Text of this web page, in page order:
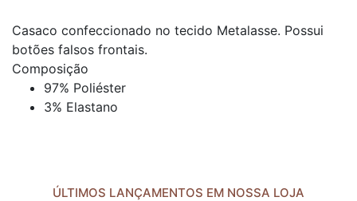
Casaco confeccionado no tecido Metalasse. Possui
botões falsos frontais.
Composição
97% Poliéster
3% Elastano
ÚLTIMOS LANÇAMENTOS EM NOSSA LOJA